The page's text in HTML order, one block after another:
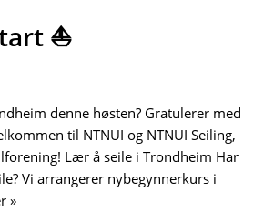
⛵
denne høsten? Gratulerer med
til NTNUI og NTNUI Seiling,
Lær å seile i Trondheim Har
Vi arrangerer nybegynnerkurs i
»